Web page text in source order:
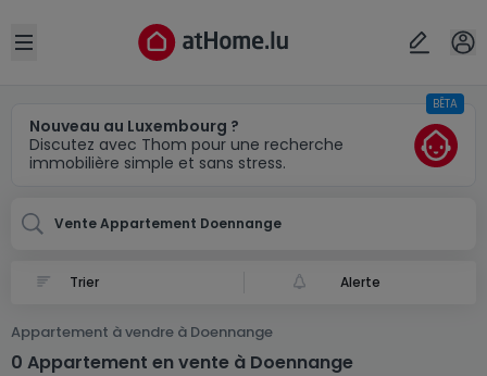
Open sidebar
Nouveau au Luxembourg ?
Discutez avec Thom pour une recherche
immobilière simple et sans stress.
BÊTA
Vente Appartement Doennange
Alerte
Appartement à vendre à Doennange
0 Appartement en vente à Doennange
Localité(s)
Annuler OK